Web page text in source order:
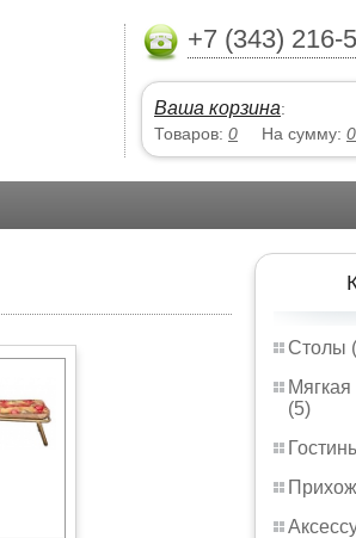
+7 (343) 216-
Ваша корзина:
Товаров: 0 На сумму: 0
Столы
(5)